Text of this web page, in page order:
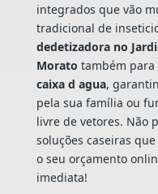
integrados que vão
tradicional de
dedetizadora no
Morato também para
caixa d agua,
pela sua família ou
livre de vetores. Não
soluções caseiras
o seu orçamento
imediata!